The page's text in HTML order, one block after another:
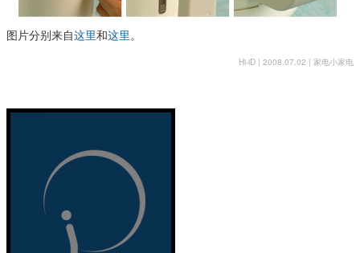
图片分别来自这里和这里 。
Hi-iD | 2008.07.02 | 家电小家电
即食
39/17